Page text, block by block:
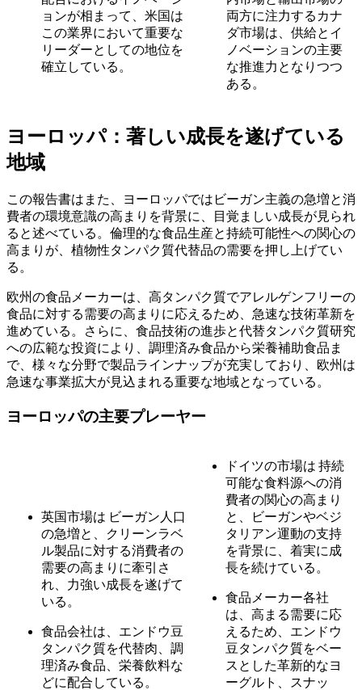
ョンが相まって、米国は
この業界において重要な
リーダーとしての地位を
確立している。
両方に注力するカナ
ダ市場は、供給とイ
ノベーションの主要
な推進力となりつつ
ある。
ヨーロッパ：著しい成長を遂げている
地域
この報告書はまた、ヨーロッパではビーガン主義の急増と消
費者の環境意識の高まりを背景に、目覚ましい成長が見られ
ると述べている。倫理的な食品生産と持続可能性への関心の
高まりが、植物性タンパク質代替品の需要を押し上げてい
る。
欧州の食品メーカーは、高タンパク質でアレルゲンフリーの
食品に対する需要の高まりに応えるため、急速な技術革新を
進めている。さらに、食品技術の進歩と代替タンパク質研究
への広範な投資により、調理済み食品から栄養補助食品ま
で、様々な分野で製品ラインナップが充実しており、欧州は
急速な事業拡大が見込まれる重要な地域となっている。
ヨーロッパの主要プレーヤー
英国市場は ビーガン人口
の急増と、クリーンラベ
ル製品に対する消費者の
需要の高まりに牽引さ
れ、力強い成長を遂げて
いる。
食品会社は、エンドウ豆
タンパク質を代替肉、調
理済み食品、栄養飲料な
どに配合している。
ドイツの市場は 持続
可能な食料源への消
費者の関心の高まり
と、ビーガンやベジ
タリアン運動の支持
を背景に、着実に成
長を続けている。
食品メーカー各社
は、高まる需要に応
えるため、エンドウ
豆タンパク質をベー
スとした革新的なヨ
ーグルト、スナッ